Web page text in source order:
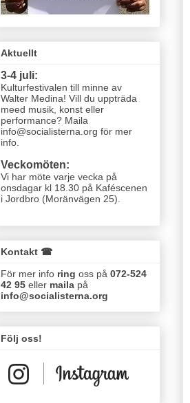
Aktuellt
3-4 juli:
Kulturfestivalen till minne av
Walter Medina! Vill du uppträda
meed musik, konst eller
performance? Maila
info@socialisterna.org för mer
info.
Veckomöten:
Vi har möte varje vecka på
onsdagar kl 18.30 på Kaféscenen
i Jordbro (Moränvägen 25)
Kontakt ☎
För mer info ring oss på 072-524
42 95 eller maila på
info@socialisterna.org
Följ oss!